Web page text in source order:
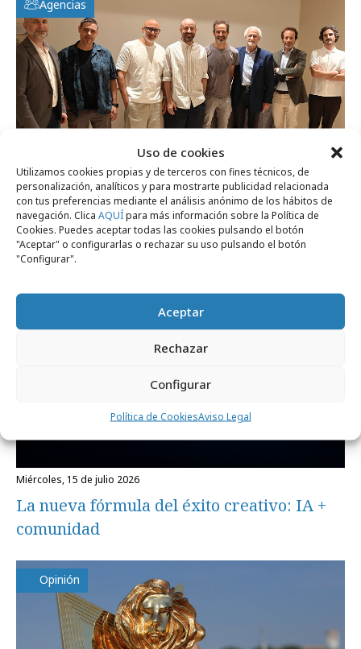
Uso de cookies
Utilizamos cookies propias y de terceros con fines técnicos, de
personalización, analíticos y para mostrarte publicidad relacionada
con tus preferencias mediante el análisis anónimo de los hábitos de
navegación. Clica AQUÍpara más información sobre la Política de
Cookies. Puedes aceptar todas las cookies pulsando el botón
"Aceptar" o configurarlas o rechazar su uso pulsando el botón
"Configurar".
Aceptar
Rechazar
Configurar
Política de CookiesAviso Legal
Agencias
lunes, 20 de julio 2026
La era de la creatividad aumentada
Formación y estudios
miércoles, 15 de julio 2026
La nueva fórmula del éxito creativo: IA +
comunidad
Opinión